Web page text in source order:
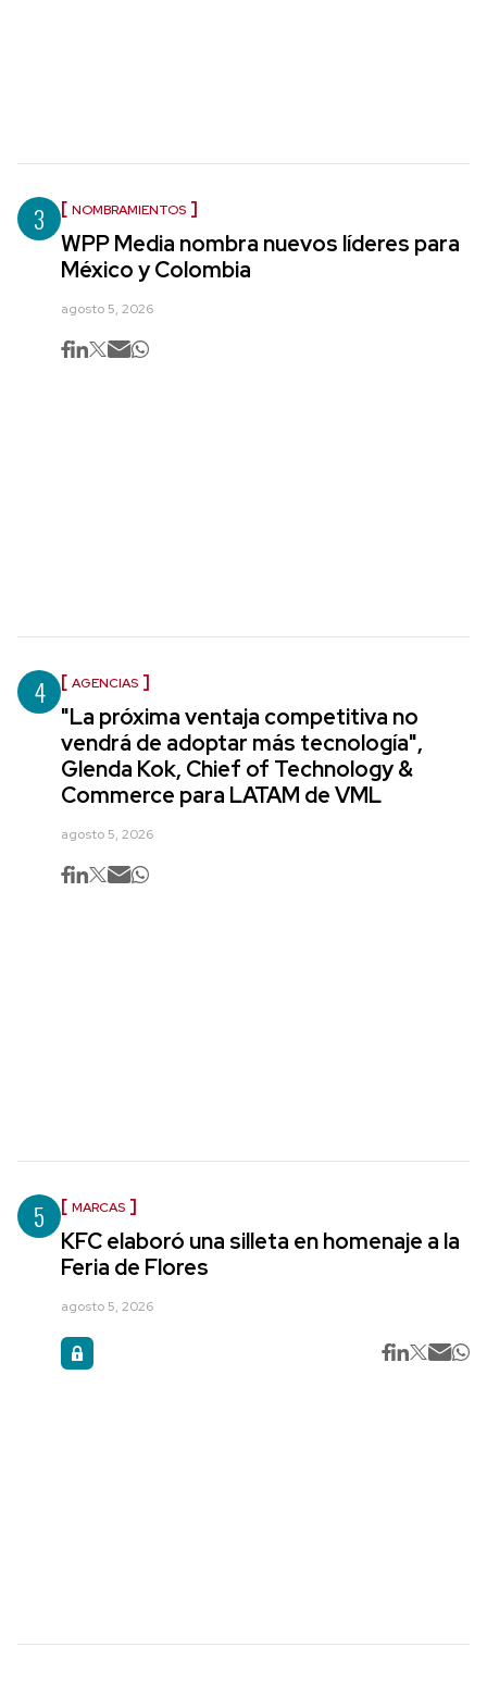
3 NOMBRAMIENTOS
WPP Media nombra nuevos líderes para
México y Colombia
agosto 5, 2026
4 AGENCIAS
"La próxima ventaja competitiva no
vendrá de adoptar más tecnología",
Glenda Kok, Chief of Technology &
Commerce para LATAM de VML
agosto 5, 2026
5 MARCAS
KFC elaboró una silleta en homenaje a la
Feria de Flores
agosto 5, 2026